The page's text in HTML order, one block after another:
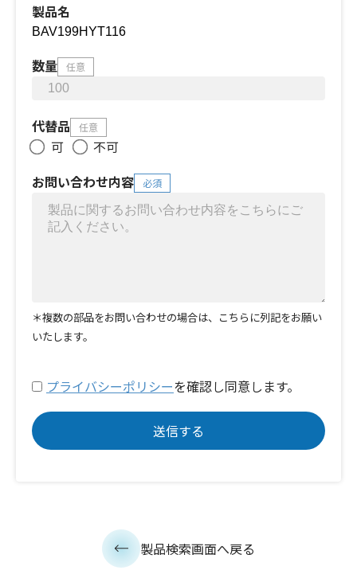
製品名
数量 任意
代替品 任意
可
不可
お問い合わせ内容
必須
＊複数の部品をお問い合わせの場合は、こちらに列記をお願い
いたします。
プライバシーポリシーを確認し同意します。
製品検索画面へ戻る